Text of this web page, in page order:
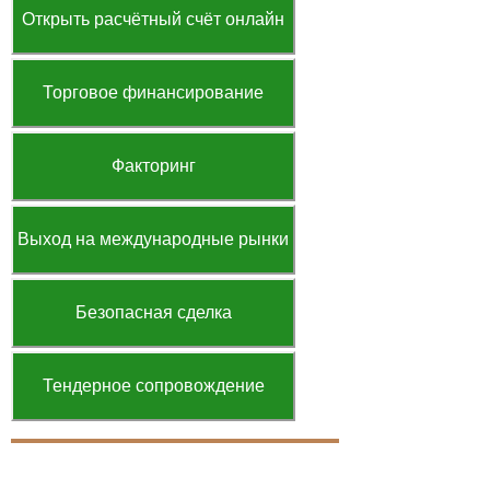
Открыть расчётный счёт онлайн
Торговое финансирование
Факторинг
Выход на международные рынки
Безопасная сделка
Тендерное сопровождение